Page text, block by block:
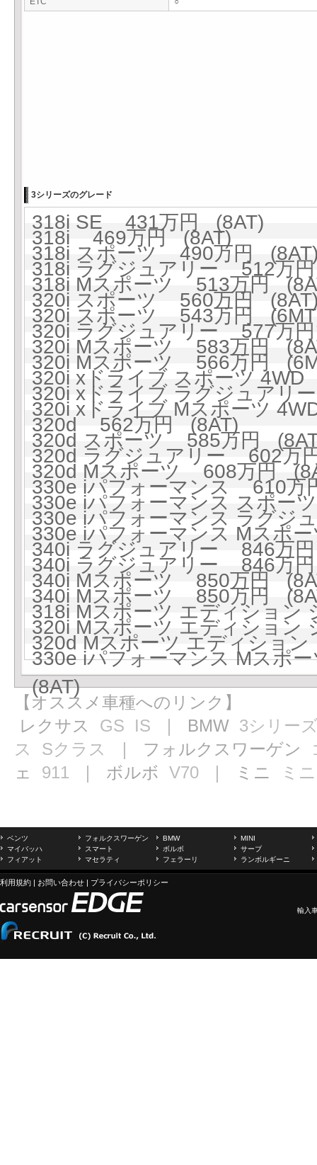
3シリーズのグレード
318i SE 431万円 (8AT)
318i 469万円 (8AT)
318i スポーツ 490万円
318i ラグジュアリー 512万
318i Mスポーツ 513万円
320i スポーツ 560万円
320i スポーツ 543万円
320i ラグジュアリー 577万
320i Mスポーツ 583万円
320i Mスポーツ 566万円
320i xドライブ スポーツ
320i xドライブ ラグジュア
320i xドライブ Mスポーツ
320d 562万円 (8AT)
320d スポーツ 585万円
320d ラグジュアリー 602万
320d Mスポーツ 608万円
330e iパフォーマンス 610万
330e iパフォーマンス スポ
330e iパフォーマンス ラグ
330e iパフォーマンス Mスポ
340i ラグジュアリー 846万
340i ラグジュアリー 846万
340i Mスポーツ 850万円
340i Mスポーツ 850万円
318i Mスポーツ エディショ
320i Mスポーツ エディショ
320d Mスポーツ エディショ
330e iパフォーマンス Mスポ
(8AT)
【オススメ車種へのリンク】
レクサス GS IS ｜ BMW 3シリー
ス
Sクラス ｜ フォルクスワーゲン
ェ 911 ｜ ボルボ V70 ｜ ミニ ミニ
ベンツ フォルクスワーゲン BMW
MINI
マイバッハ
スマート ボルボ
サーブ
フィアット
マセラティ フェラーリ ランボルギーニ
利用規約 | お問い合わせ | プライバシーポリシー
輸入